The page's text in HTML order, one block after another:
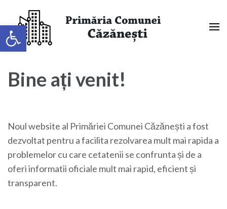
Deschide bara de unelte
conținut
(apasă
Primaria Comunei Căzănești,
Mehedinți
Bine ați venit!
Noul website al Primăriei Comunei Căzănești a fost
dezvoltat pentru a facilita rezolvarea mult mai rapida a
problemelor cu care cetatenii se confrunta și de a
oferi informatii oficiale mult mai rapid, eficient și
transparent.